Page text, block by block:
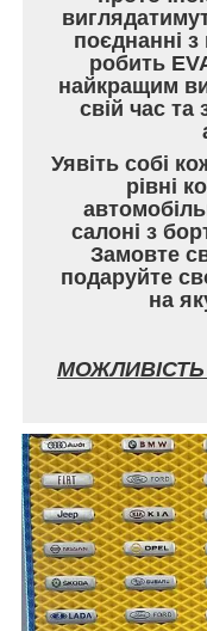
поєднанні
робить
найкращим
свій час та
Уявіть собі
рівні
салоні з
Замовте
подаруйте
на